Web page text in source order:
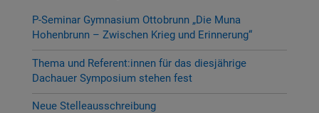
P-Seminar Gymnasium Ottobrunn „Die Muna
Hohenbrunn – Zwischen Krieg und Erinnerung“
Thema und Referent:innen für das diesjährige
Dachauer Symposium stehen fest
Neue Stelleausschreibung